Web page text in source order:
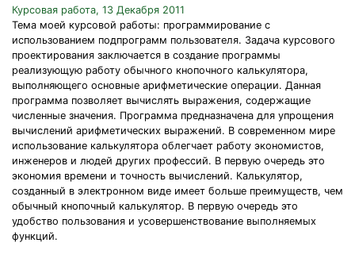
Курсовая работа, 13 Декабря 2011
Тема моей курсовой работы: программирование с
использованием подпрограмм пользователя. Задача курсового
проектирования заключается в создание программы
реализующую работу обычного кнопочного калькулятора,
выполняющего основные арифметические операции. Данная
программа позволяет вычислять выражения, содержащие
численные значения. Программа предназначена для упрощения
вычислений арифметических выражений. В современном мире
использование калькулятора облегчает работу экономистов,
инженеров и людей других профессий. В первую очередь это
экономия времени и точность вычислений. Калькулятор,
созданный в электронном виде имеет больше преимуществ, чем
обычный кнопочный калькулятор. В первую очередь это
удобство пользования и усовершенствование выполняемых
функций.